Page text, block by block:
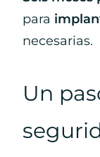
para
necesarias.
Un